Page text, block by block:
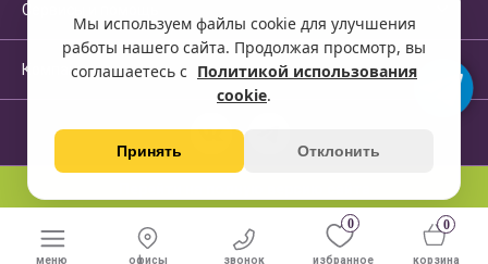
Мы используем файлы cookie для улучшения
работы нашего сайта. Продолжая просмотр, вы
соглашаетесь с Политикой использования
cookie.
Принять Отклонить
Сервисы и помощь
Компания
меню офисы звонок
0
избранное
0
корзина